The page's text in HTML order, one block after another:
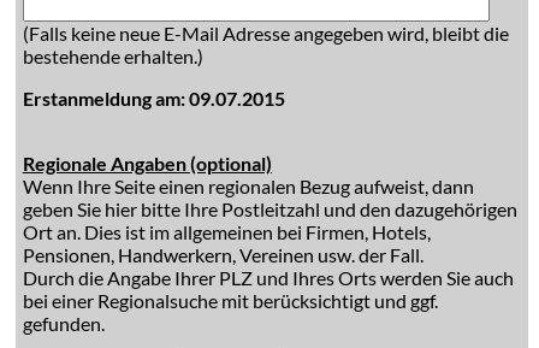
(Falls keine neue E-Mail Adresse angegeben wird, bleibt die
bestehende erhalten.)
Erstanmeldung am: 09.07.2015
Regionale Angaben (optional)
Wenn Ihre Seite einen regionalen Bezug aufweist, dann
geben Sie hier bitte Ihre Postleitzahl und den dazugehörigen
Ort an. Dies ist im allgemeinen bei Firmen, Hotels,
Pensionen, Handwerkern, Vereinen usw. der Fall.
Durch die Angabe Ihrer PLZ und Ihres Orts werden Sie auch
bei einer Regionalsuche mit berücksichtigt und ggf.
gefunden.